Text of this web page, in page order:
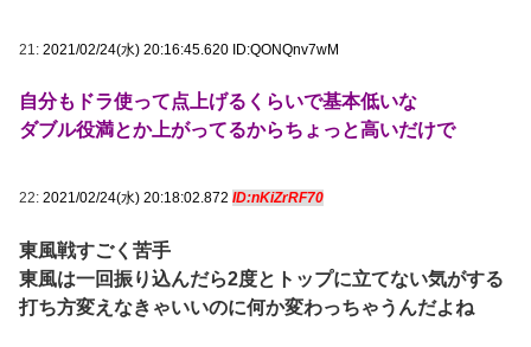
21: 2021/02/24(水) 20:16:45.620 ID:QONQnv7wM
自分もドラ使って点上げるくらいで基本低いな
ダブル役満とか上がってるからちょっと高いだけで
22: 2021/02/24(水) 20:18:02.872 ID:nKiZrRF70
東風戦すごく苦手
東風は一回振り込んだら2度とトップに立てない気がする
打ち方変えなきゃいいのに何か変わっちゃうんだよね